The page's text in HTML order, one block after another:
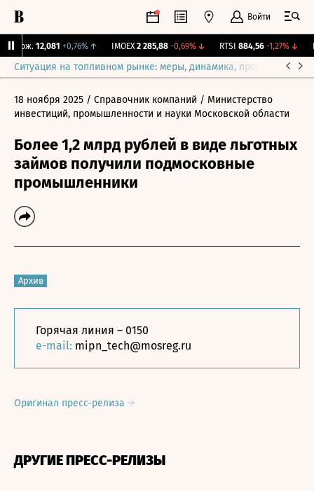
Войти
Бирж. 12,081 +0,76%↑ IMOEX 2 285,88 -0,69%↓ RTSI 884,56 -1,27%↓
Ситуация на топливном рынке: меры, динамика, прогнозы
18 ноября 2025 / Справочник компаний / Министерство
инвестиций, промышленности и науки Московской области
Более 1,2 млрд рублей в виде льготных
займов получили подмосковные
промышленники
Архив
Горячая линия – 0150
e-mail: mipn_tech@mosreg.ru
Оригинал пресс-релиза
ДРУГИЕ ПРЕСС-РЕЛИЗЫ